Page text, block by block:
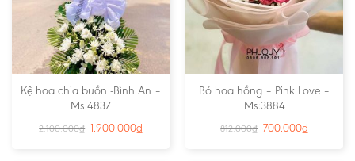
Kệ hoa chia buồn -Bình An –
Ms:4837
2.100.000₫ 1.900.000₫
Bó hoa hồng – Pink Love –
Ms:3884
812.000₫ 700.000₫